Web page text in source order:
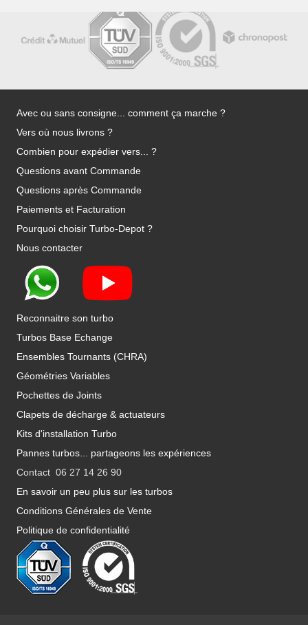
Avec ou sans consigne... comment ça marche ?
Vers où nous livrons ?
Combien pour expédier vers... ?
Questions avant Commande
Questions après Commande
Paiements et Facturation
Pourquoi choisir Turbo-Depot ?
Nous contacter
Reconnaitre son turbo
Turbos Base Echange
Ensembles Tournants (CHRA)
Géométries Variables
Pochettes de Joints
Clapets de décharge & actuateurs
Kits d'installation Turbo
Pannes turbos... partageons les expériences
Contact 06 27 14 26 90
En savoir un peu plus sur les turbos
Conditions Générales de Vente
Politique de confidentialité